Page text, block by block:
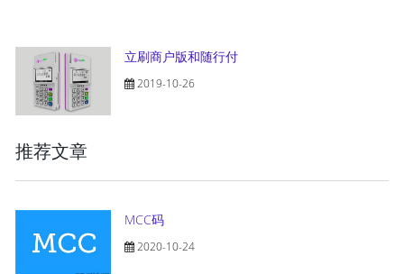
立刷商户版和随行付
2019-10-26
推荐文章
MCC码
2020-10-24